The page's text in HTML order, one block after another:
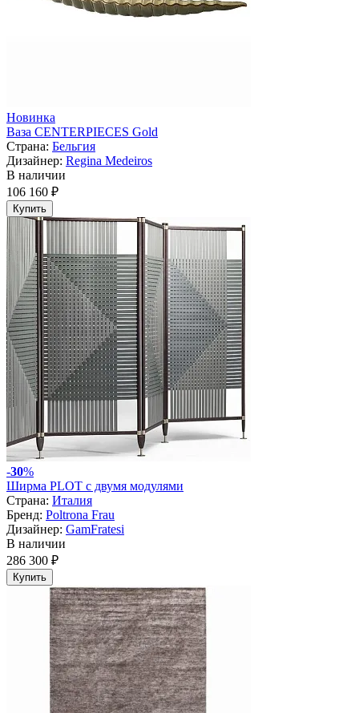
Новинка
Ваза CENTERPIECES Gold
Страна: Бельгия
Дизайнер: Regina Medeiros
В наличии
106 160 ₽
Купить
-30%
Ширма PLOT с двумя модулями
Страна: Италия
Бренд: Poltrona Frau
Дизайнер: GamFratesi
В наличии
286 300 ₽
Купить